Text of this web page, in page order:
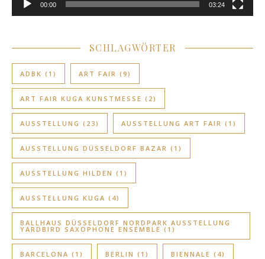
00:00 03:24
SCHLAGWÖRTER
ADBK (1) ART FAIR (9)
ART FAIR KUGA KUNSTMESSE (2)
AUSSTELLUNG (23) AUSSTELLUNG ART FAIR (1)
AUSSTELLUNG DÜSSELDORF BAZAR (1)
AUSSTELLUNG HILDEN (1)
AUSSTELLUNG KUGA (4)
BALLHAUS DÜSSELDORF NORDPARK AUSSTELLUNG
YARDBIRD SAXOPHONE ENSEMBLE (1)
BARCELONA (1) BERLIN (1) BIENNALE (4)